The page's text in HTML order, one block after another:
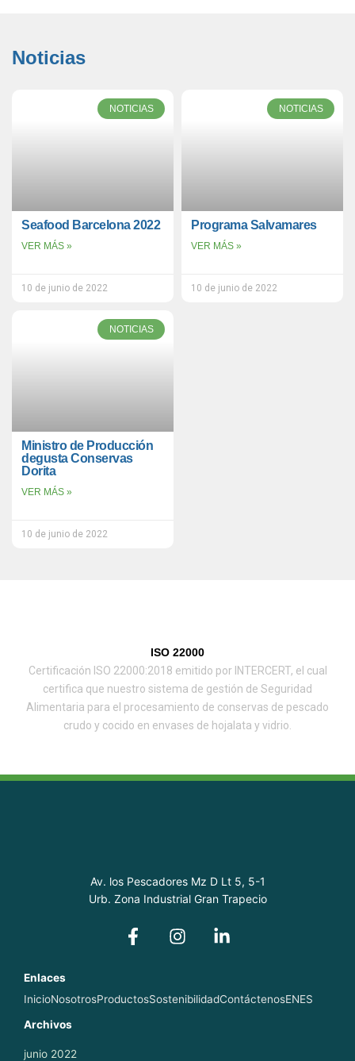
Noticias
NOTICIAS
Seafood Barcelona 2022
VER MÁS »
10 de junio de 2022
NOTICIAS
Programa Salvamares
VER MÁS »
10 de junio de 2022
NOTICIAS
Ministro de Producción
degusta Conservas
Dorita
VER MÁS »
10 de junio de 2022
ISO 22000
Certificación ISO 22000:2018 emitido por INTERCERT, el cual
certifica que nuestro sistema de gestión de Seguridad
Alimentaria para el procesamiento de conservas de pescado
crudo y cocido en envases de hojalata y vidrio.
Av. los Pescadores Mz D Lt 5, 5-1
Urb. Zona Industrial Gran Trapecio
Enlaces
InicioNosotrosProductosSostenibilidadContáctenosENES
Archivos
junio 2022